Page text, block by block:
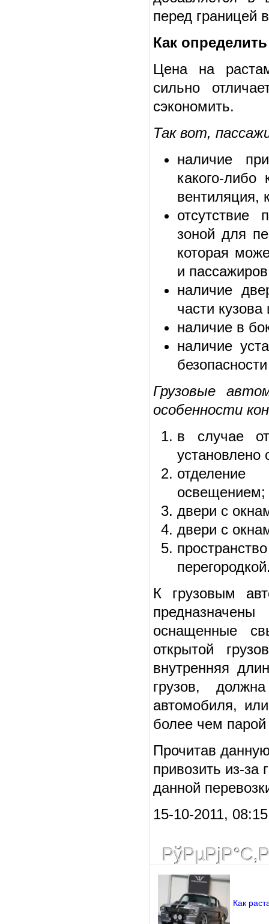
перед границей
Как
Цена на
сильно
сэкономить.
Так вот,
наличие
какого-
вентиляция,
отсутствие
зоной для
которая
и
наличие
части
наличие в
наличие
Грузовые
особенности
в случае
установлено
отделение
освещением;
двери с
двери с
К грузовым
оснащенные
открытой
внутренняя
грузов,
автомобиля,
более чем парой
Прочитав
привозить из-за
данной
15-10-2011,
Как